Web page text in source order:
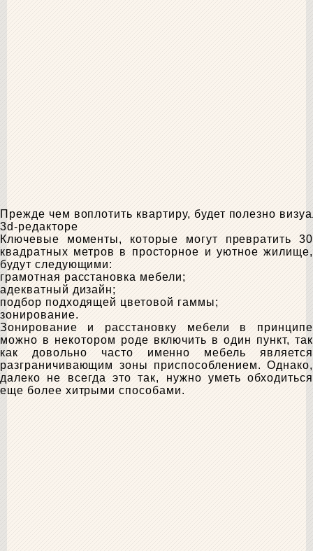
Прежде чем воплотить квартиру, будет полезно
3d-редакторе
Ключевые моменты, которые могут превратить 30
квадратных метров в просторное и уютное жилище,
будут следующими:
грамотная расстановка мебели;
адекватный дизайн;
подбор подходящей цветовой гаммы;
зонирование.
Зонирование и расстановку мебели в принципе
можно в некотором роде включить в один пункт, так
как довольно часто именно мебель является
разграничивающим зоны приспособлением. Однако,
далеко не всегда это так, нужно уметь обходиться
еще более хитрыми способами.